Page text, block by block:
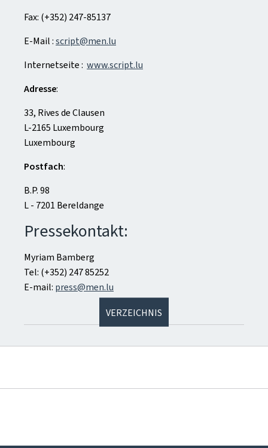
Fax: (+352) 247-85137
E-Mail :script@men.lu
Internetseite : www.script.lu
Adresse:
33, Rives de Clausen
L-2165 Luxembourg
Luxembourg
Postfach:
B.P. 98
L - 7201 Bereldange
Pressekontakt:
Myriam Bamberg
Tel: (+352) 247 85252
E-mail: press@men.lu
VERZEICHNIS